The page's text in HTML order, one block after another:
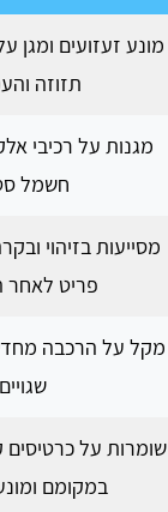
מונע זעזועים ומגן
תזוזה
מגנות על רכיבי
חשמל
מסייעות בזיהוי
פריט לאחר
מקל על הרכבה
שומרות על כרטיסים
במקומם